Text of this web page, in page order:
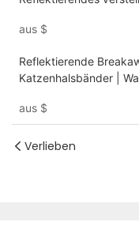
PSP-212
aus $
Reflektierende
Katzenhalsbänder |
211
aus $
Verlieben